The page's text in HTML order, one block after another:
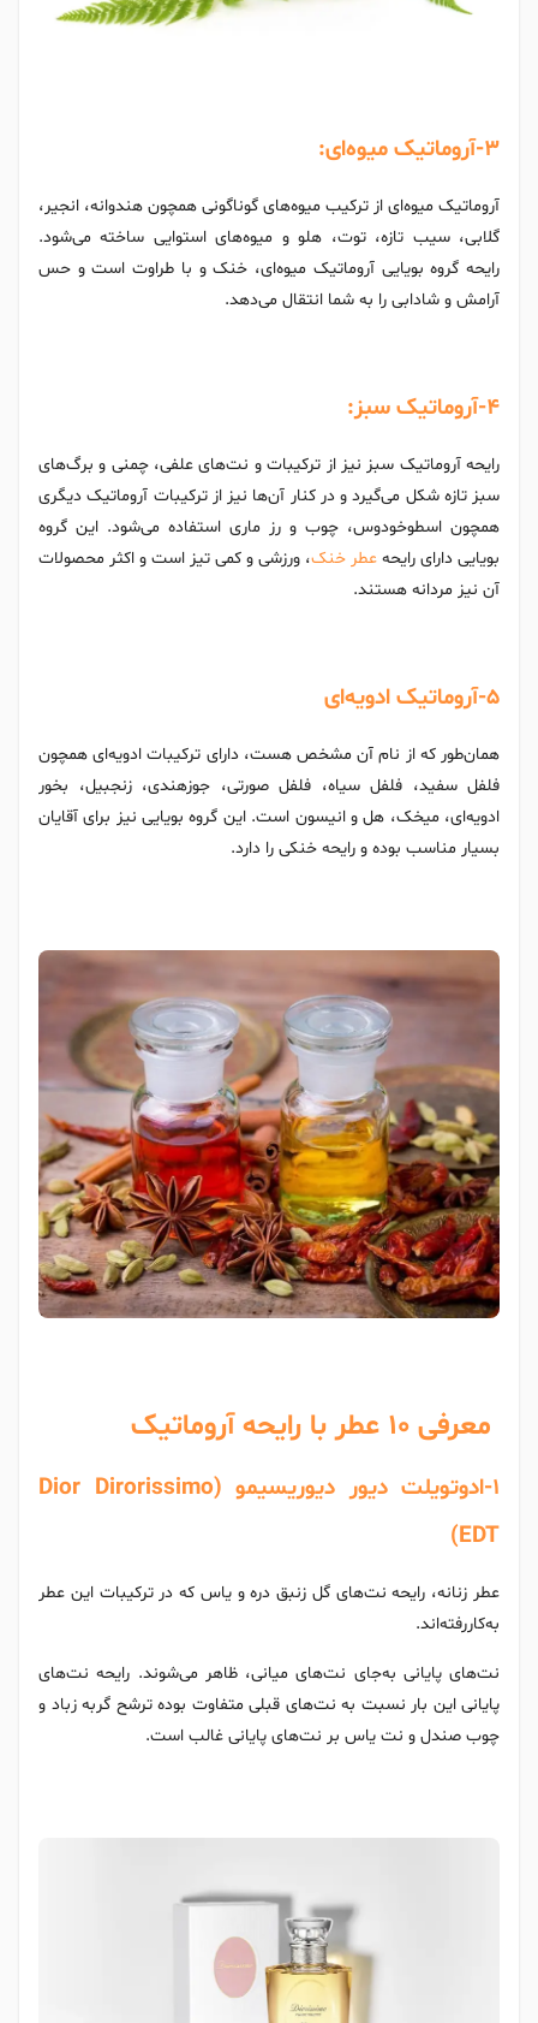
3-آروماتیک میوه‌ای:
آروماتیک میوه‌ای از ترکیب میوه‌های گوناگونی همچون هندوانه، انجیر،
گلابی، سیب تازه، توت، هلو و میوه‌های استوایی ساخته می‌شود.
رایحه گروه بویایی آروماتیک میوه‌ای، خنک و با طراوت است و حس
آرامش و شادابی را به شما انتقال می‌دهد.
4-آروماتیک سبز:
رایحه آروماتیک سبز نیز از ترکیبات و نت‌های علفی، چمنی و برگ‌های
سبز تازه شکل می‌گیرد و در کنار آن‌ها نیز از ترکیبات آروماتیک دیگری
همچون اسطوخودوس، چوب و رز ماری استفاده می‌شود. این گروه
بویایی دارای رایحه عطر خنک، ورزشی و کمی تیز است و اکثر محصولات
آن نیز مردانه هستند.
5-آروماتیک ادویه‌ای
همان‌طور که از نام آن مشخص هست، دارای ترکیبات ادویه‌ای همچون
فلفل سفید، فلفل سیاه، فلفل صورتی، جوزهندی، زنجبیل، بخور
ادویه‌ای، میخک، هل و انیسون است. این گروه بویایی نیز برای آقایان
بسیار مناسب بوده و رایحه خنکی را دارد.
معرفی 10 عطر با رایحه آروماتیک
1-ادوتویلت دیور دیوریسیمو (Dior Dirorissimo
EDT)
عطر زنانه، رایحه نت‌های گل زنبق دره و یاس که در ترکیبات این عطر
به‌کاررفته‌اند.
نت‌های پایانی به‌جای نت‌های میانی، ظاهر می‌شوند. رایحه نت‌های
پایانی این بار نسبت به نت‌های قبلی متفاوت بوده ترشح گربه زباد و
چوب صندل و نت یاس بر نت‌های پایانی غالب است.